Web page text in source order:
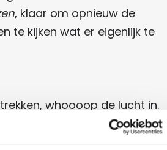
, klaar om opnieuw de
te kijken wat er eigenlijk te
whoooop de lucht in.
de toekomst of gewoon
Misschien ligt er iets moois te